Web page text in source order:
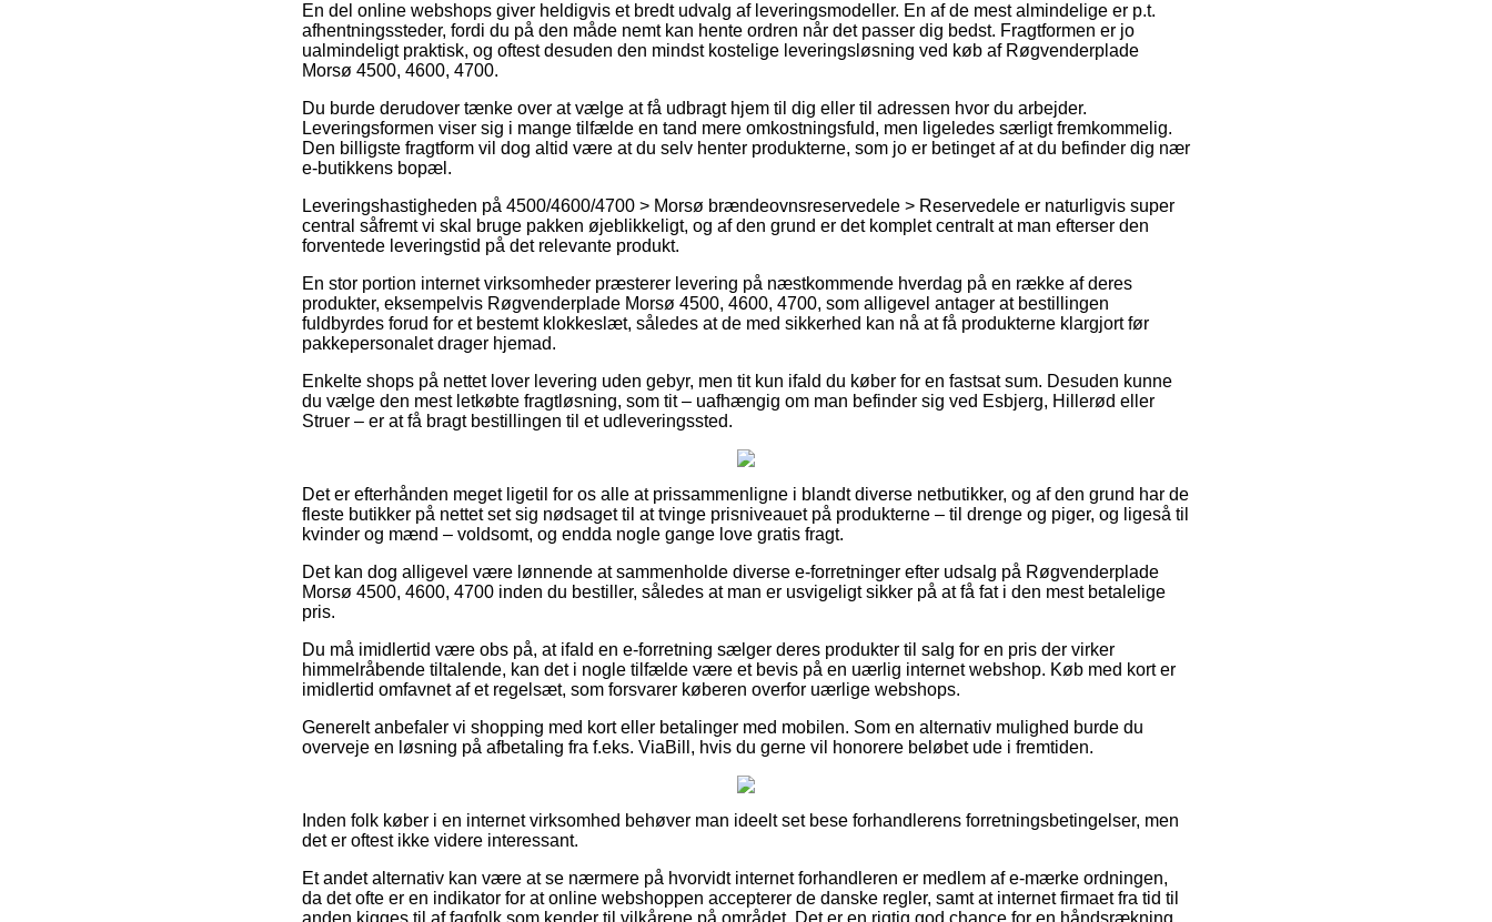
En del online webshops giver heldigvis et bredt udvalg af leveringsmodeller. En af de mest almindelige er p.t.
afhentningssteder, fordi du på den måde nemt kan hente ordren når det passer dig bedst. Fragtformen er jo
ualmindeligt praktisk, og oftest desuden den mindst kostelige leveringsløsning ved køb af Røgvenderplade
Morsø 4500, 4600, 4700.
Du burde derudover tænke over at vælge at få udbragt hjem til dig eller til adressen hvor du arbejder.
Leveringsformen viser sig i mange tilfælde en tand mere omkostningsfuld, men ligeledes særligt fremkommelig.
Den billigste fragtform vil dog altid være at du selv henter produkterne, som jo er betinget af at du befinder dig nær
e-butikkens bopæl.
Leveringshastigheden på 4500/4600/4700 > Morsø brændeovnsreservedele > Reservedele er naturligvis super
central såfremt vi skal bruge pakken øjeblikkeligt, og af den grund er det komplet centralt at man efterser den
forventede leveringstid på det relevante produkt.
En stor portion internet virksomheder præsterer levering på næstkommende hverdag på en række af deres
produkter, eksempelvis Røgvenderplade Morsø 4500, 4600, 4700, som alligevel antager at bestillingen
fuldbyrdes forud for et bestemt klokkeslæt, således at de med sikkerhed kan nå at få produkterne klargjort før
pakkepersonalet drager hjemad.
Enkelte shops på nettet lover levering uden gebyr, men tit kun ifald du køber for en fastsat sum. Desuden kunne
du vælge den mest letkøbte fragtløsning, som tit – uafhængig om man befinder sig ved Esbjerg, Hillerød eller
Struer – er at få bragt bestillingen til et udleveringssted.
Det er efterhånden meget ligetil for os alle at prissammenligne i blandt diverse netbutikker, og af den grund har de
fleste butikker på nettet set sig nødsaget til at tvinge prisniveauet på produkterne – til drenge og piger, og ligeså til
kvinder og mænd – voldsomt, og endda nogle gange love gratis fragt.
Det kan dog alligevel være lønnende at sammenholde diverse e-forretninger efter udsalg på Røgvenderplade
Morsø 4500, 4600, 4700 inden du bestiller, således at man er usvigeligt sikker på at få fat i den mest betalelige
pris.
Du må imidlertid være obs på, at ifald en e-forretning sælger deres produkter til salg for en pris der virker
himmelråbende tiltalende, kan det i nogle tilfælde være et bevis på en uærlig internet webshop. Køb med kort er
imidlertid omfavnet af et regelsæt, som forsvarer køberen overfor uærlige webshops.
Generelt anbefaler vi shopping med kort eller betalinger med mobilen. Som en alternativ mulighed burde du
overveje en løsning på afbetaling fra f.eks. ViaBill, hvis du gerne vil honorere beløbet ude i fremtiden.
Inden folk køber i en internet virksomhed behøver man ideelt set bese forhandlerens forretningsbetingelser, men
det er oftest ikke videre interessant.
Et andet alternativ kan være at se nærmere på hvorvidt internet forhandleren er medlem af e-mærke ordningen,
da det ofte er en indikator for at online webshoppen accepterer de danske regler, samt at internet firmaet fra tid til